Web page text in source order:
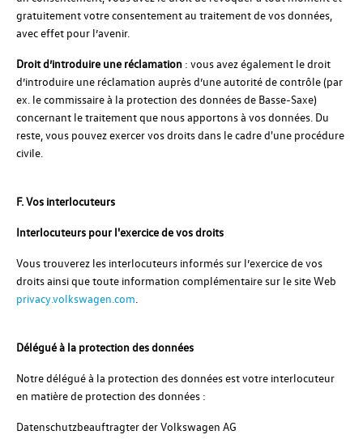
gratuitement votre consentement au traitement de vos données,
avec effet pour l’avenir.
Droit d’introduire une réclamation : vous avez également le droit
d’introduire une réclamation auprès d’une autorité de contrôle (par
ex. le commissaire à la protection des données de Basse-Saxe)
concernant le traitement que nous apportons à vos données. Du
reste, vous pouvez exercer vos droits dans le cadre d'une procédure
civile.
F. Vos interlocuteurs
Interlocuteurs pour l'exercice de vos droits
Vous trouverez les interlocuteurs informés sur l’exercice de vos
droits ainsi que toute information complémentaire sur le site Web
privacy.volkswagen.com
Délégué à la protection des données
Notre délégué à la protection des données est votre interlocuteur
en matière de protection des données :
Datenschutzbeauftragter der Volkswagen AG